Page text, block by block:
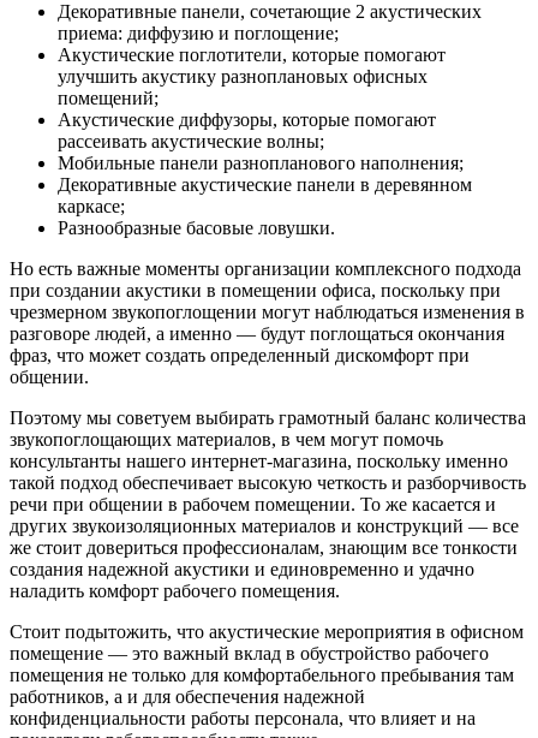
Декоративные панели, сочетающие 2 акустических
приема: диффузию и поглощение;
Акустические поглотители, которые помогают
улучшить акустику разноплановых офисных
помещений;
Акустические диффузоры, которые помогают
рассеивать акустические волны;
Мобильные панели разнопланового наполнения;
Декоративные акустические панели в деревянном
каркасе;
Разнообразные басовые ловушки.
Но есть важные моменты организации комплексного подхода
при создании акустики в помещении офиса, поскольку при
чрезмерном звукопоглощении могут наблюдаться изменения в
разговоре людей, а именно — будут поглощаться окончания
фраз, что может создать определенный дискомфорт при
общении.
Поэтому мы советуем выбирать грамотный баланс количества
звукопоглощающих материалов, в чем могут помочь
консультанты нашего интернет-магазина, поскольку именно
такой подход обеспечивает высокую четкость и разборчивость
речи при общении в рабочем помещении. То же касается и
других звукоизоляционных материалов и конструкций — все
же стоит довериться профессионалам, знающим все тонкости
создания надежной акустики и единовременно и удачно
наладить комфорт рабочего помещения.
Стоит подытожить, что акустические мероприятия в офисном
помещение — это важный вклад в обустройство рабочего
помещения не только для комфортабельного пребывания там
работников, а и для обеспечения надежной
конфиденциальности работы персонала, что влияет и на